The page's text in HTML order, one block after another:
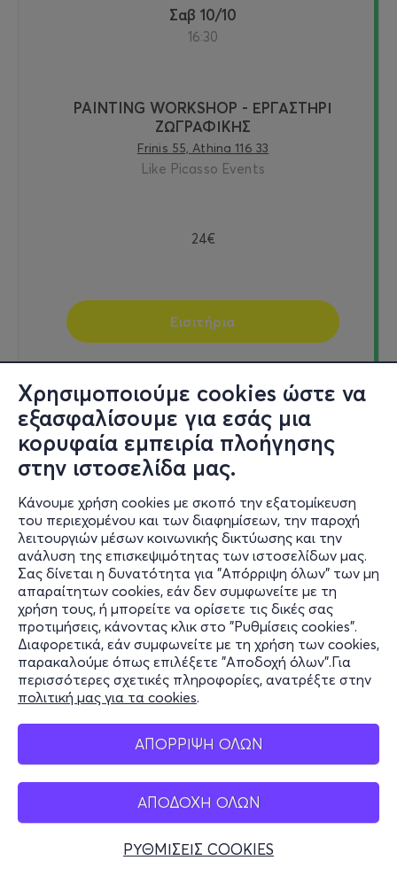
Χρησιμοποιούμε cookies ώστε να
εξασφαλίσουμε για εσάς μια
κορυφαία εμπειρία πλοήγησης
στην ιστοσελίδα μας.
Κάνουμε χρήση cookies με σκοπό την εξατομίκευση
του περιεχομένου και των διαφημίσεων, την παροχή
λειτουργιών μέσων κοινωνικής δικτύωσης και την
ανάλυση της επισκεψιμότητας των ιστοσελίδων μας.
Σας δίνεται η δυνατότητα για "Απόρριψη όλων" των μη
απαραίτητων cookies, εάν δεν συμφωνείτε με τη
χρήση τους, ή μπορείτε να ορίσετε τις δικές σας
προτιμήσεις, κάνοντας κλικ στο "Ρυθμίσεις cookies".
Διαφορετικά, εάν συμφωνείτε με τη χρήση των cookies,
παρακαλούμε όπως επιλέξετε "Αποδοχή όλων".Για
περισσότερες σχετικές πληροφορίες, ανατρέξτε στην
πολιτική μας για τα cookies.
ΑΠΟΡΡΙΨΗ ΟΛΩΝ
ΑΠΟΔΟΧΗ ΟΛΩΝ
ΡΥΘΜΙΣΕΙΣ COOKIES
Σαβ 10/10
16:30
PAINTING WORKSHOP - ΕΡΓΑΣΤΗΡΙ
ΖΩΓΡΑΦΙΚΗΣ
Frinis 55, Athina 116 33
Like Picasso Events
24€
Εισιτήρια
Πεμ 15/10
19:00
PAINTING WORKSHOP - ΕΡΓΑΣΤΗΡΙ
ΖΩΓΡΑΦΙΚΗΣ
Frinis 55, Athina 116 33
Like Picasso Events
24€
Εισιτήρια
Παρ 16/10
19:00